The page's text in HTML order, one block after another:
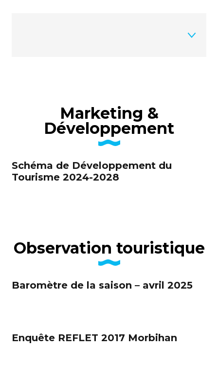
Observation touristique
Editions pro
Presse
Marketing &
Développement
Schéma de Développement du
Tourisme 2024-2028
Observation touristique
Baromètre de la saison – avril 2025
Enquête REFLET 2017 Morbihan